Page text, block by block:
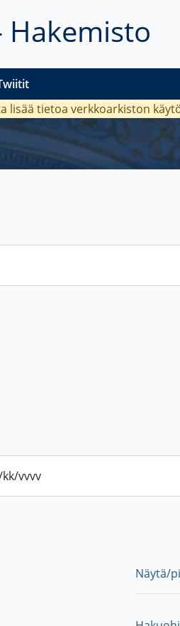
Hakemisto
lisää tietoa verkkoarkiston
vvvv
Näytä/